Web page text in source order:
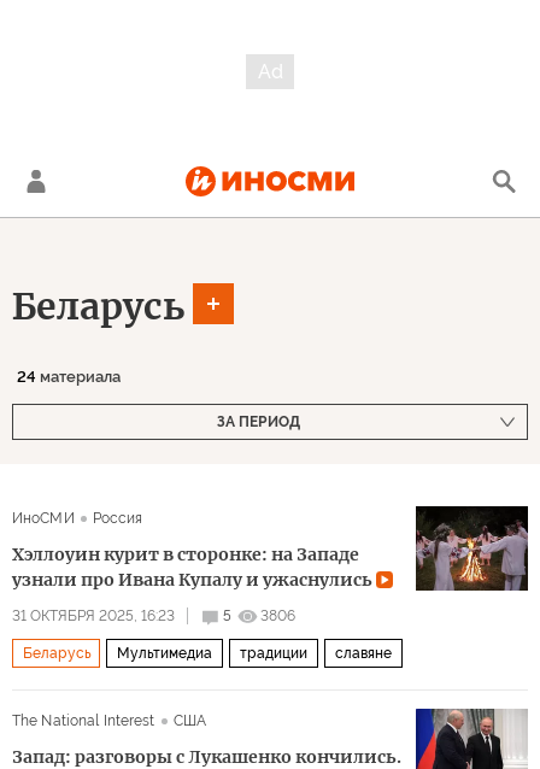
Беларусь
24 материала
ЗА ПЕРИОД
ИноСМИ Россия
Хэллоуин курит в сторонке: на Западе
узнали про Ивана Купалу и ужаснулись
31 ОКТЯБРЯ 2025, 16:23 5 3806
Беларусь Мультимедиа традиции славяне
The National Interest США
Запад: разговоры с Лукашенко кончились.